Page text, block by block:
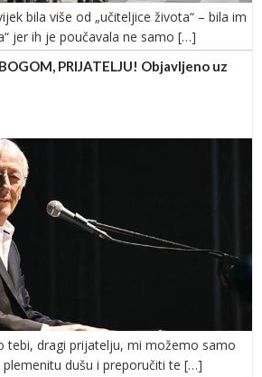
bila više od „učiteljice života“ – bila im
jer ih je poučavala ne samo […]
PRIJATELJU! Objavljeno uz
tebi, dragi prijatelju, mi možemo samo
dušu i preporučiti te […]